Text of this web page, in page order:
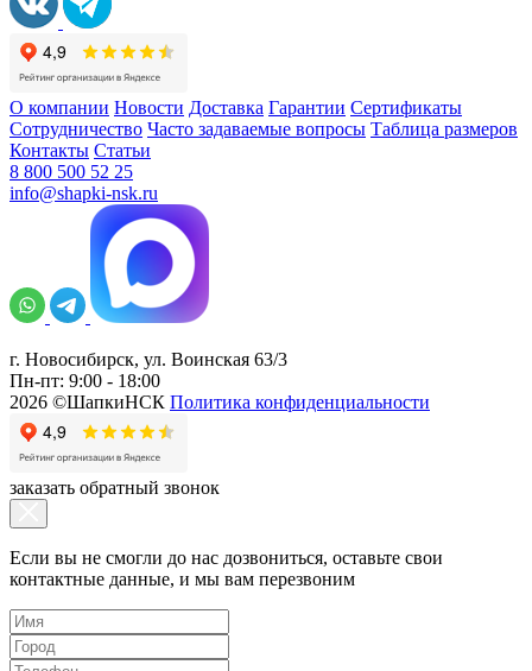
О компании Новости Доставка Гарантии Сертификаты
Сотрудничество Часто задаваемые вопросы Таблица размеров
Контакты Статьи
8 800 500 52 25
info@shapki-nsk.ru
г. Новосибирск, ул. Воинская 63/3
Пн-пт: 9:00 - 18:00
2026 ©ШапкиНСК Политика конфиденциальности
заказать обратный звонок
Если вы не смогли до нас дозвониться, оставьте свои
контактные данные, и мы вам перезвоним